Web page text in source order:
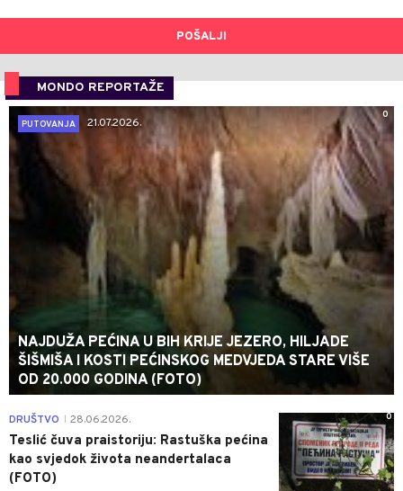
POŠALJI
MONDO REPORTAŽE
0
PUTOVANJA
21.07.2026.
NAJDUŽA PEĆINA U BIH KRIJE JEZERO, HILJADE
ŠIŠMIŠA I KOSTI PEĆINSKOG MEDVJEDA STARE VIŠE
OD 20.000 GODINA (FOTO)
0
DRUŠTVO 28.06.2026.
Teslić čuva praistoriju: Rastuška pećina
kao svjedok života neandertalaca
(FOTO)